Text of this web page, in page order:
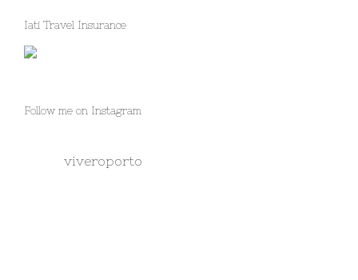
Iati Travel Insurance
Follow me on Instagram
viveroporto